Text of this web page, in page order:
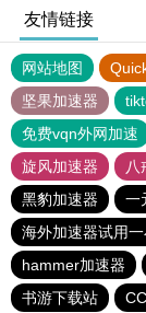
友情链接
网站地图
坚果加速器
免费vqn外网加速
旋风加速器
八
黑豹加速器
一
海外加速器试用
hammer加速器
书游下载站